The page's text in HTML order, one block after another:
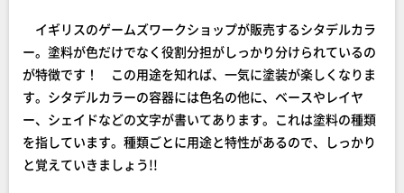
イギリスのゲームズワークショップが販売するシタデルカラ
ー。塗料が色だけでなく役割分担がしっかり分けられているの
が特徴です！ この用途を知れば、一気に塗装が楽しくなりま
す。シタデルカラーの容器には色名の他に、ベースやレイヤ
ー、シェイドなどの文字が書いてあります。これは塗料の種類
を指しています。種類ごとに用途と特性があるので、しっかり
と覚えていきましょう!!